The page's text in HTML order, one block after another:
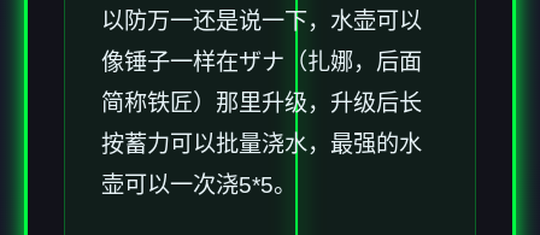
以防万一还是说一下，水壶可以
像锤子一样在ザナ（扎娜，后面
简称铁匠）那里升级，升级后长
按蓄力可以批量浇水，最强的水
壶可以一次浇5*5。